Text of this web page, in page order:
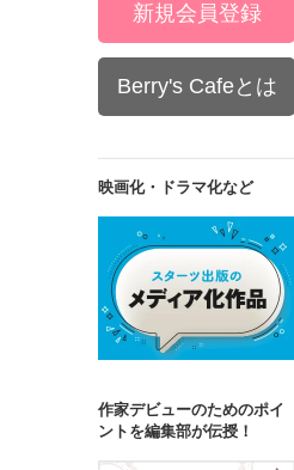
新規会員登録
Berry's Cafeとは
映画化・ドラマ化など
作家デビューのためのポイ
ントを編集部が伝授！